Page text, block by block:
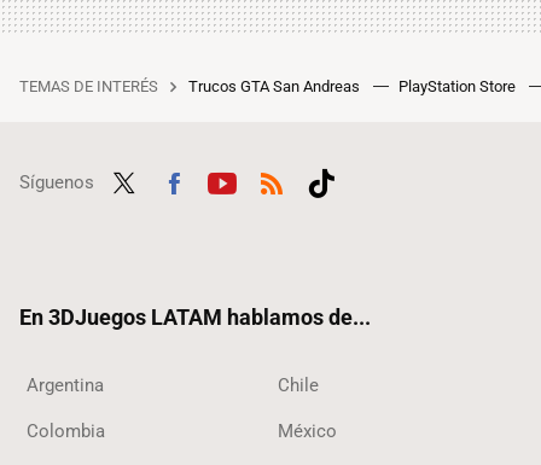
TEMAS DE INTERÉS Trucos GTA San Andreas PlayStation Store
Síguenos
En 3DJuegos LATAM hablamos de...
Argentina Chile
Colombia México